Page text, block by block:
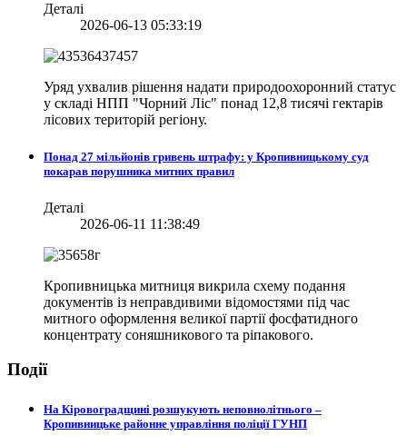
Деталі
2026-06-13 05:33:19
Уряд ухвалив рішення надати природоохоронний статус
у складі НПП "Чорний Ліс" понад 12,8 тисячі гектарів
лісових територій регіону.
Понад 27 мільйонів гривень штрафу: у Кропивницькому суд
покарав порушника митних правил
Деталі
2026-06-11 11:38:49
Кропивницька митниця викрила схему подання
документів із неправдивими відомостями під час
митного оформлення великої партії фосфатидного
концентрату соняшникового та ріпакового.
Події
На Кіровоградщині розшукують неповнолітнього –
Кропивницьке районне управління поліції ГУНП